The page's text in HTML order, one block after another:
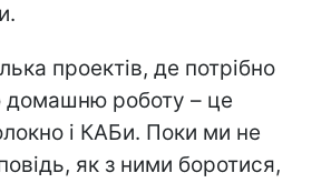
проектів, де потрібно
домашню роботу – це
і КАБи. Поки ми не
як з ними боротися,